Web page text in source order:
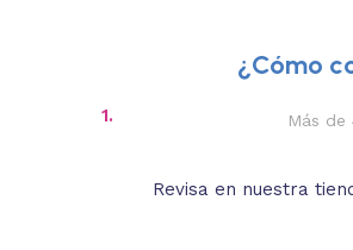
¿Cómo
1. Más
Revisa en nuestra